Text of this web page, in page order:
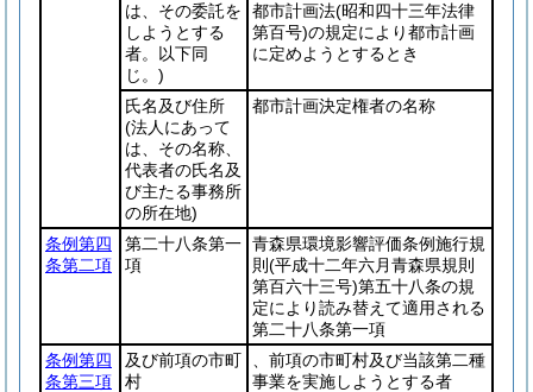
は、その委託を
しようとする
者。以下同
じ。)
都市計画法(昭和四十三年法律
第百号)の規定により都市計画
に定めようとするとき
氏名及び住所
(法人にあって
は、その名称、
代表者の氏名及
び主たる事務所
の所在地)
都市計画決定権者の名称
条例第四
条第二項
第二十八条第一
項
青森県環境影響評価条例施行規
則 (平成十二年六月青森県規則
第百六十三号)第五十八条の規
定により読み替えて適用される
第二十八条第一項
条例第四
条第三項
及び前項の市町
村
、前項の市町村及び当該第二種
事業を実施しようとする者